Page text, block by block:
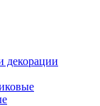
декорации